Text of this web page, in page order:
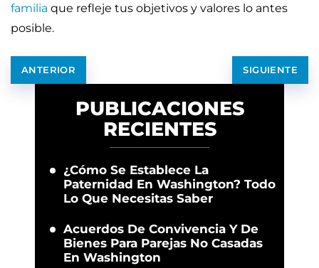
familia que refleje tus objetivos y valores lo antes
posible.
ANTERIOR SIGUIENTE
PUBLICACIONES
RECIENTES
¿Cómo Se Establece La
Paternidad En Washington? Todo
Lo Que Necesitas Saber
Acuerdos De Convivencia Y De
Bienes Para Parejas No Casadas
En Washington